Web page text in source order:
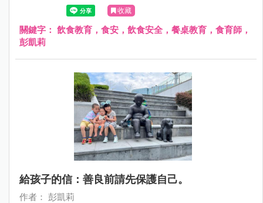
食安不該等意外發生後才重視，而是應該從小就教育孩子正
確的飲食觀念！
收藏
關鍵字： 飲食教育，食安，飲食安全，餐桌教育，食育師，
彭凱莉
給孩子的信：善良前請先保護自己。
作者： 彭凱莉